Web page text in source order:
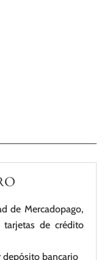
de Mercadopago,
de crédito
bancario